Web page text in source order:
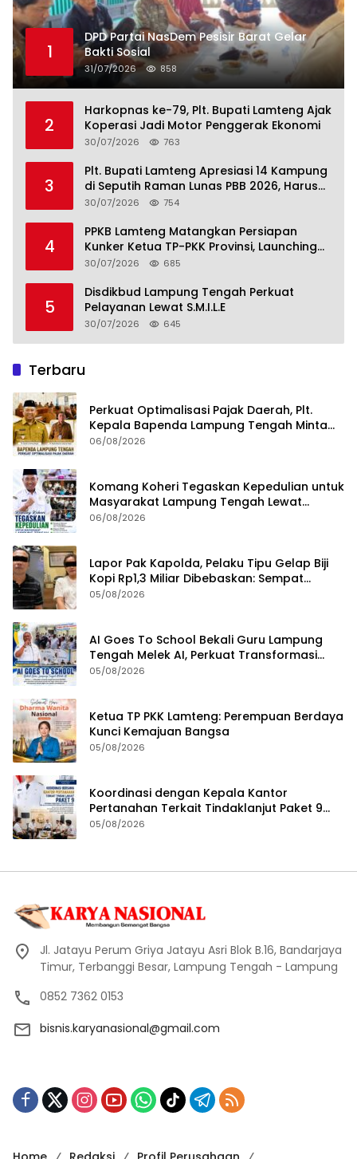
1
DPD Partai NasDem Pesisir Barat Gelar
Bakti Sosial
31/07/2026 858
2
Harkopnas ke-79, Plt. Bupati Lamteng Ajak
Koperasi Jadi Motor Penggerak Ekonomi
30/07/2026 763
3
Plt. Bupati Lamteng Apresiasi 14 Kampung
di Seputih Raman Lunas PBB 2026, Harus
Jadi Contoh!
30/07/2026 754
4
PPKB Lamteng Matangkan Persiapan
Kunker Ketua TP-PKK Provinsi, Launching
Sekolah Lansia di 14 Kampung Jadi Fokus
30/07/2026 685
5
Disdikbud Lampung Tengah Perkuat
Pelayanan Lewat S.M.I.L.E
30/07/2026 645
Terbaru
Perkuat Optimalisasi Pajak Daerah, Plt.
Kepala Bapenda Lampung Tengah Minta
Seluruh Pengelola Tingkatkan Inovasi dan
06/08/2026
Komang Koheri Tegaskan Kepedulian untuk
Masyarakat Lampung Tengah Lewat
Penyaluran Bantuan Disabilitas
06/08/2026
Lapor Pak Kapolda, Pelaku Tipu Gelap Biji
Kopi Rp1,3 Miliar Dibebaskan: Sempat
Ditangkap di Jawa Tengah dan Ditahan di
05/08/2026
AI Goes To School Bekali Guru Lampung
Tengah Melek AI, Perkuat Transformasi
Pendidikan Digital
05/08/2026
Ketua TP PKK Lamteng: Perempuan Berdaya
Kunci Kemajuan Bangsa
05/08/2026
Koordinasi dengan Kepala Kantor
Pertanahan Terkait Tindaklanjut Paket 9
Program Penguatan Ekonomi Daerah
05/08/2026
Jl. Jatayu Perum Griya Jatayu Asri Blok B.16, Bandarjaya
Timur, Terbanggi Besar, Lampung Tengah - Lampung
0852 7362 0153
bisnis.karyanasional@gmail.com